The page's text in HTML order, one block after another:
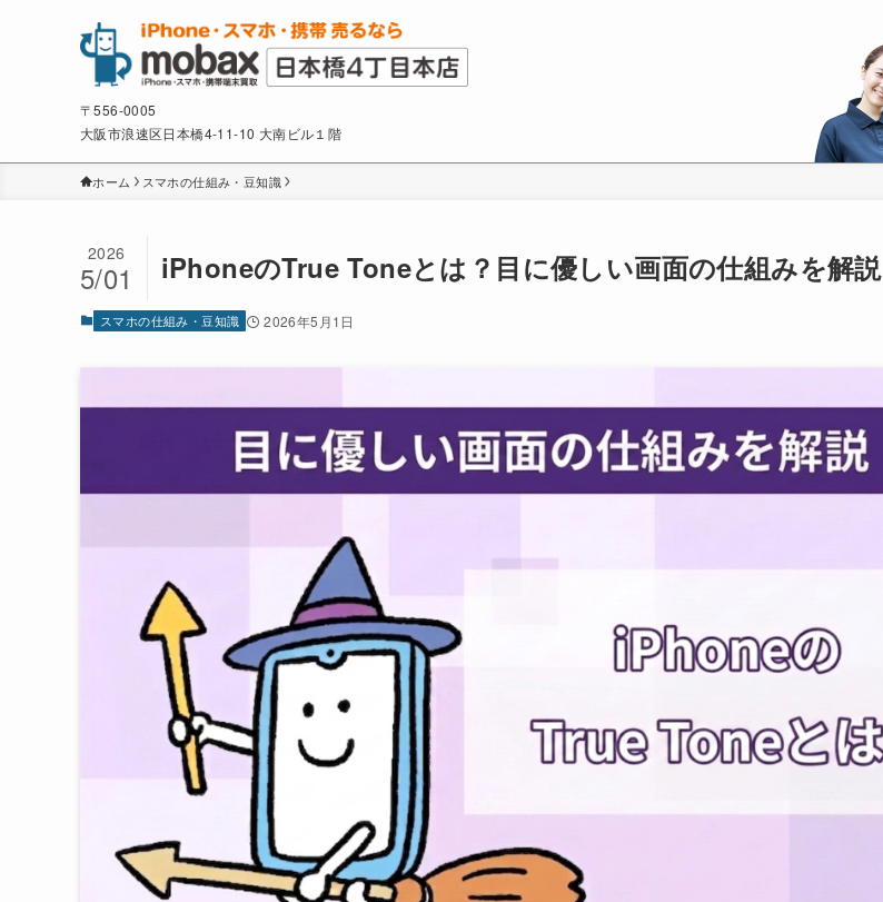
〒556-0005
大阪市浪速区日本橋4-11-10 大南ビル１階
ホーム スマホの仕組み・豆知識
iPhoneのTrue Toneとは？目に優しい画面の仕組みを解説
2026
5/01
スマホの仕組み・豆知識 2026年5月1日